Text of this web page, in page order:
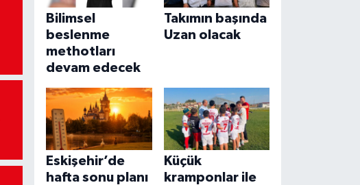
Bilimsel
beslenme
methotları
devam edecek
Takımın başında
Uzan olacak
Eskişehir’de
hafta sonu planı
Küçük
kramponlar ile